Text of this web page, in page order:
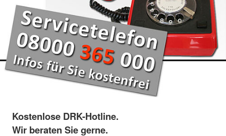
Kostenlose DRK-Hotline.
Wir beraten Sie gerne.